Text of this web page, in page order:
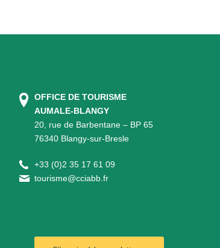
OFFICE DE TOURISME
AUMALE-BLANGY
20, rue de Barbentane – BP 65
76340 Blangy-sur-Bresle
+33 (0)2 35 17 61 09
tourisme@cciabb.fr